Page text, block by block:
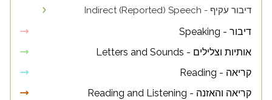
דיבור עקיף - Indirect (Reported) Speech
דיבור - Speaking
אותיות וצלילים - Letters and Sounds
קריאה - Reading
קריאה והאזנה - Reading and Listening